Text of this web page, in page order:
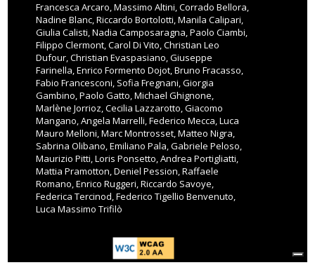
Francesca Arcaro, Massimo Altini, Corrado Bellora,
Nadine Blanc, Riccardo Bortolotti, Manila Calipari,
Giulia Calisti, Nadia Camposaragna, Paolo Ciambi,
Filippo Clermont, Carol Di Vito, Christian Leo
Dufour, Christian Evaspasiano, Giuseppe
Farinella, Enrico Formento Dojot, Bruno Fracasso,
Fabio Francesconi, Sofia Fregnani, Giorgia
Gambino, Paolo Gatto, Michael Ghignone,
Marlène Jorrioz, Cecilia Lazzarotto, Giacomo
Mangano, Angela Marrelli, Federico Mecca, Luca
Mauro Melloni, Marc Montrosset, Matteo Nigra,
Sabrina Olibano, Emiliano Pala, Gabriele Peloso,
Maurizio Pitti, Loris Ponsetto, Andrea Portigliatti,
Mattia Pramotton, Deniel Pession, Raffaele
Romano, Enrico Ruggeri, Riccardo Savoye,
Federica Tercinod, Federico Tigellio Benvenuto,
Luca Massimo Trifilò